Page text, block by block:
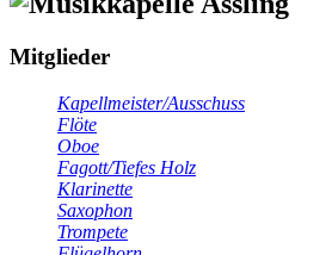
Mitglieder
Kapellmeister/Ausschuss
Flöte
Oboe
Fagott/Tiefes Holz
Klarinette
Saxophon
Trompete